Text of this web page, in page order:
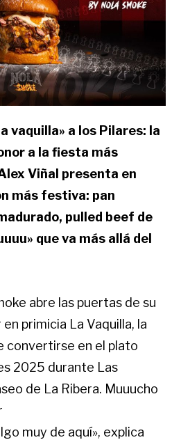
vaquilla» a los Pilares: la
a la fiesta más
Viñal presenta en
más festiva: pan
pulled beef de
que va más allá del
abre las puertas de su
primicia La Vaquilla, la
convertirse en el plato
2025 durante Las
de La Ribera. Muuucho
muy de aquí», explica